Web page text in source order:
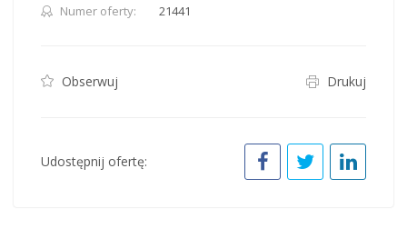
Numer oferty:
21441
Obserwuj Drukuj
Udostępnij ofertę: